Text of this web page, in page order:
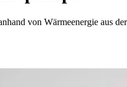
von Wärmeenergie aus